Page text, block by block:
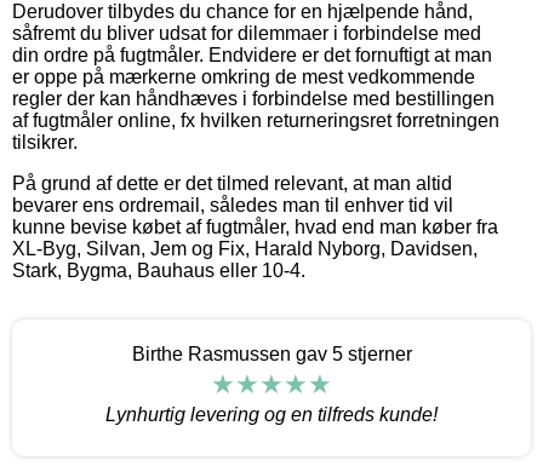
Derudover tilbydes du chance for en hjælpende hånd,
såfremt du bliver udsat for dilemmaer i forbindelse med
din ordre på fugtmåler. Endvidere er det fornuftigt at man
er oppe på mærkerne omkring de mest vedkommende
regler der kan håndhæves i forbindelse med bestillingen
af fugtmåler online, fx hvilken returneringsret forretningen
tilsikrer.
På grund af dette er det tilmed relevant, at man altid
bevarer ens ordremail, således man til enhver tid vil
kunne bevise købet af fugtmåler, hvad end man køber fra
XL-Byg, Silvan, Jem og Fix, Harald Nyborg, Davidsen,
Stark, Bygma, Bauhaus eller 10-4.
Birthe Rasmussen gav 5 stjerner
Lynhurtig levering og en tilfreds kunde!